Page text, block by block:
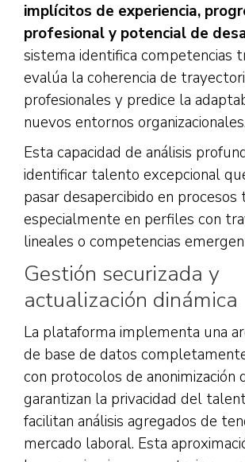
implícitos de experiencia,
profesional y potencial de
sistema identifica competencias
evalúa la coherencia de
profesionales y predice la
nuevos entornos organizacionales.
Esta capacidad de análisis
identificar talento excepcional
pasar desapercibido en procesos
especialmente en perfiles con
lineales o competencias
Gestión securizada y
actualización dinámica
La plataforma implementa una
de base de datos
con protocolos de anonimización
garantizan la privacidad del
facilitan análisis agregados de
mercado laboral. Esta